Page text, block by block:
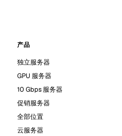
产品
独立服务器
GPU 服务器
10 Gbps 服务器
促销服务器
全部位置
云服务器